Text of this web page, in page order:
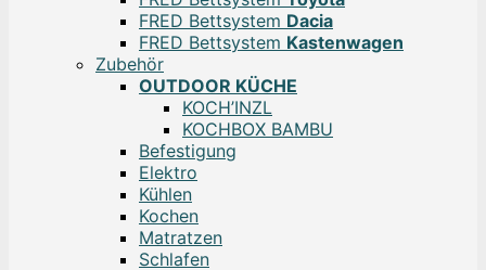
FRED Bettsystem Dacia
FRED Bettsystem Kastenwagen
Zubehör
OUTDOOR KÜCHE
KOCH’INZL
KOCHBOX BAMBU
Befestigung
Elektro
Kühlen
Kochen
Matratzen
Schlafen